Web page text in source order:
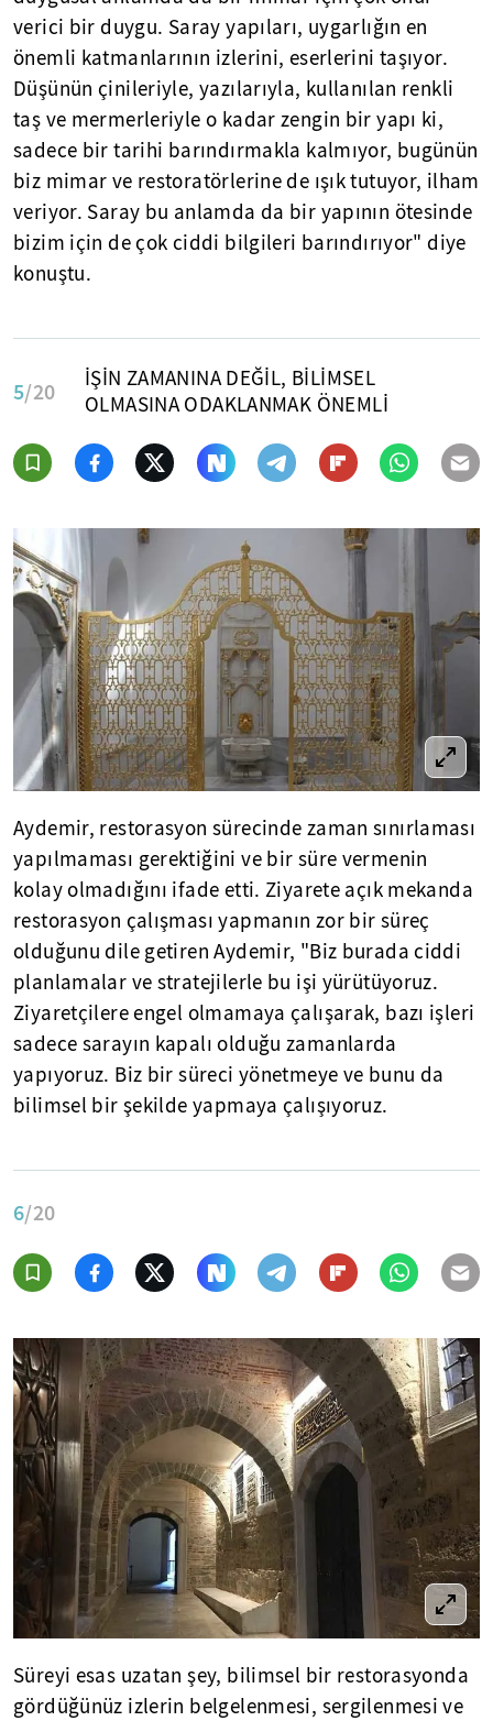
verici bir duygu. Saray yapıları, uygarlığın en
önemli katmanlarının izlerini, eserlerini taşıyor.
Düşünün çinileriyle, yazılarıyla, kullanılan renkli
taş ve mermerleriyle o kadar zengin bir yapı ki,
sadece bir tarihi barındırmakla kalmıyor, bugünün
biz mimar ve restoratörlerine de ışık tutuyor, ilham
veriyor. Saray bu anlamda da bir yapının ötesinde
bizim için de çok ciddi bilgileri barındırıyor" diye
konuştu.
5/20
İŞİN ZAMANINA DEĞİL, BİLİMSEL
OLMASINA ODAKLANMAK ÖNEMLİ
Aydemir, restorasyon sürecinde zaman sınırlaması
yapılmaması gerektiğini ve bir süre vermenin
kolay olmadığını ifade etti. Ziyarete açık mekanda
restorasyon çalışması yapmanın zor bir süreç
olduğunu dile getiren Aydemir, "Biz burada ciddi
planlamalar ve stratejilerle bu işi yürütüyoruz.
Ziyaretçilere engel olmamaya çalışarak, bazı işleri
sadece sarayın kapalı olduğu zamanlarda
yapıyoruz. Biz bir süreci yönetmeye ve bunu da
bilimsel bir şekilde yapmaya çalışıyoruz.
6/20
Süreyi esas uzatan şey, bilimsel bir restorasyonda
gördüğünüz izlerin belgelenmesi, sergilenmesi ve